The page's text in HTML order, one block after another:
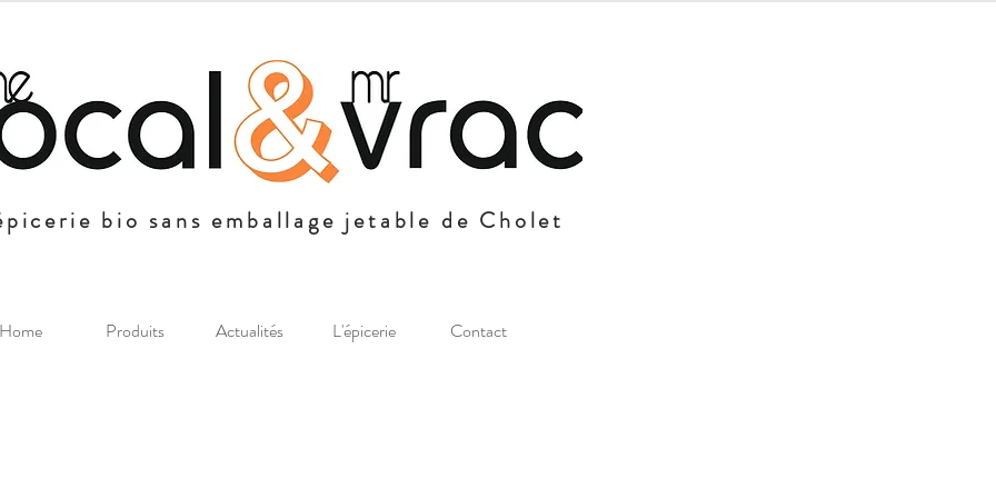
bio sans emballage jetable de Cholet
Produits Actualités L'épicerie Contact